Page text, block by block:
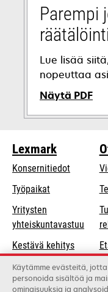
Parempi
Lue lisää
nopeuttaa
Näytä PDF
opens
a
new
Lexmark
Konsernitiedot
Työpaikat
Yritysten
yhteiskuntavastuu opens
a
new
tab
Kestävä kehitys
Lexmarkin
kumppanit
Käytämme evästeitä,
personoida sisältöä ja
ominaisuuksia ja